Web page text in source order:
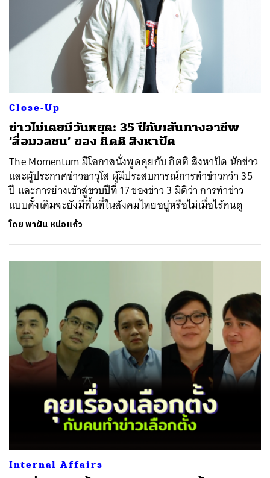
Close-Up
ข่าวไม่เคยมีวันหยุด: 35 ปีกับเส้นทางอาชีพ
‘สื่อมวลชน’ ของ กิตติ สิงหาปัด
The Momentum มีโอกาสนั่งพูดคุยกับ กิตติ สิงหาปัด นักข่าว
และผู้ประกาศข่าวอาวุโส ผู้มีประสบการณ์การทำข่าวกว่า 35
ปี และการย่างเข้าสู่ขวบปีที่ 17 ของข่าว 3 มิติว่า การทำข่าว
แบบดั้งเดิมจะยังมีพื้นที่ในสังคมไทยอยู่หรือไม่เมื่อไร้คนดู
โดยพาฝัน หน่อแก้ว
Internal Affairs
SHARE TWEET LINE EMAIL